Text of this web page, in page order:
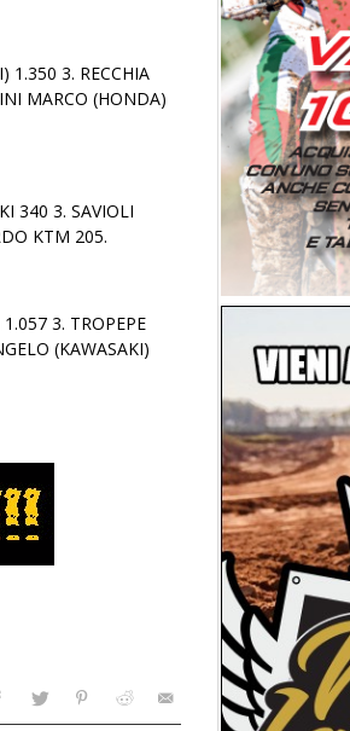
1.350 3. RECCHIA
MARCO (HONDA)
340 3. SAVIOLI
KTM 205.
3. TROPEPE
(KAWASAKI)